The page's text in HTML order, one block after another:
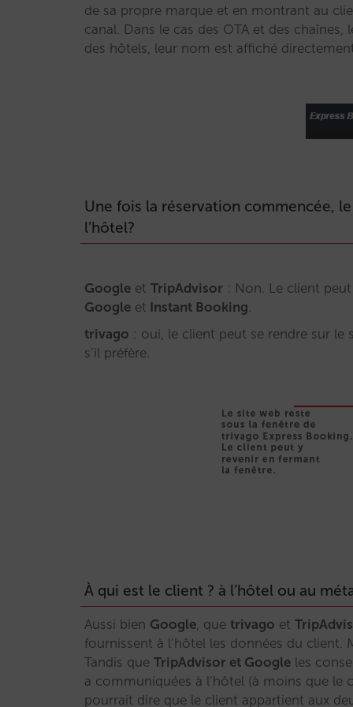
de sa propre marque et en montrant au
canal. Dans le cas des OTA et des
des hôtels, leur nom est affiché
Une fois la réservation commencée,
l’hôtel?
Google et TripAdvisor : Non. Le client
Google et Instant Booking.
trivago : oui, le client peut se rendre sur le
s’il préfère.
À qui est le client ? à l’hôtel ou au
Aussi bien Google, que trivago et
fournissent à l’hôtel les données du
Tandis que TripAdvisor et Google les
a communiquées à l’hôtel (à moins que le
pourrait dire que le client appartient aux